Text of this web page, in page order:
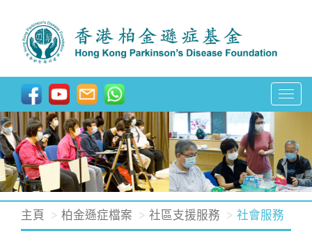
T
o
g
l
e
a
主頁 柏金遜症檔案 社區支援服務 社會服務